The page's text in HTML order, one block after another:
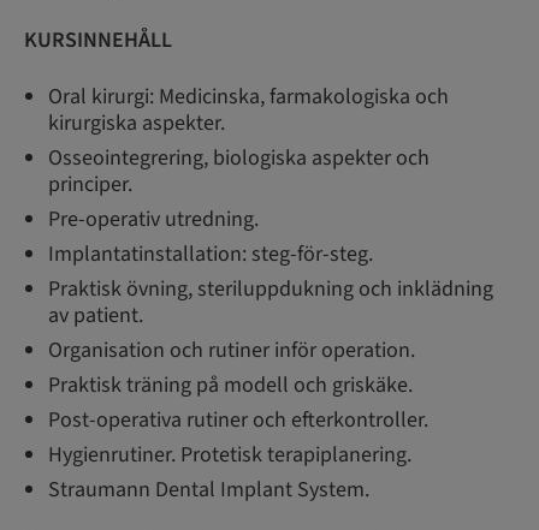
KURSINNEHÅLL
Oral kirurgi: Medicinska, farmakologiska och
kirurgiska aspekter.
Osseointegrering, biologiska aspekter och
principer.
Pre-operativ utredning.
Implantatinstallation: steg-för-steg.
Praktisk övning, steriluppdukning och inklädning
av patient.
Organisation och rutiner inför operation.
Praktisk träning på modell och griskäke.
Post-operativa rutiner och efterkontroller.
Hygienrutiner. Protetisk terapiplanering.
Straumann Dental Implant System.